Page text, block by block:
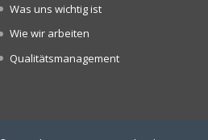
Was uns wichtig ist
Wie wir arbeiten
Qualitätsmanagement